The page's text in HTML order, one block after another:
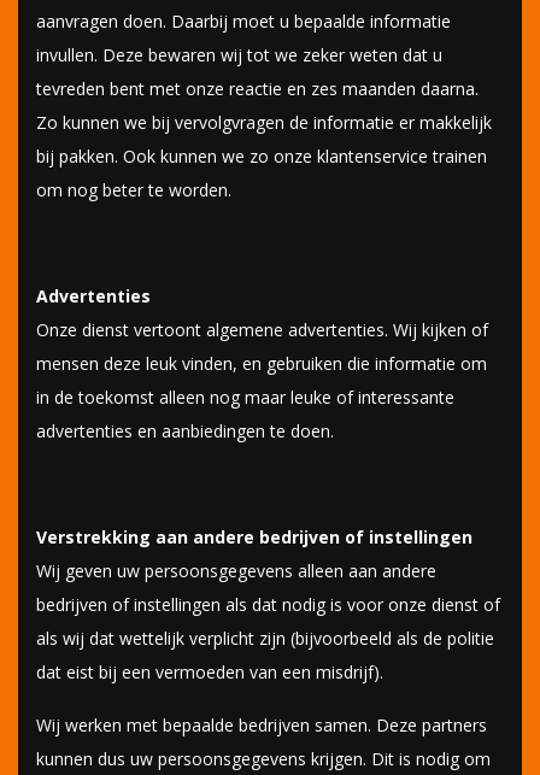
aanvragen doen. Daarbij moet u bepaalde informatie
invullen. Deze bewaren wij tot we zeker weten dat u
tevreden bent met onze reactie en zes maanden daarna.
Zo kunnen we bij vervolgvragen de informatie er makkelijk
bij pakken. Ook kunnen we zo onze klantenservice trainen
om nog beter te worden.
Advertenties
Onze dienst vertoont algemene advertenties. Wij kijken of
mensen deze leuk vinden, en gebruiken die informatie om
in de toekomst alleen nog maar leuke of interessante
advertenties en aanbiedingen te doen.
Verstrekking aan andere bedrijven of instellingen
Wij geven uw persoonsgegevens alleen aan andere
bedrijven of instellingen als dat nodig is voor onze dienst of
als wij dat wettelijk verplicht zijn (bijvoorbeeld als de politie
dat eist bij een vermoeden van een misdrijf).
Wij werken met bepaalde bedrijven samen. Deze partners
kunnen dus uw persoonsgegevens krijgen. Dit is nodig om